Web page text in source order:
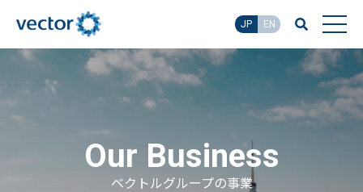
JP EN
Our Business
ベクトルグループの事業